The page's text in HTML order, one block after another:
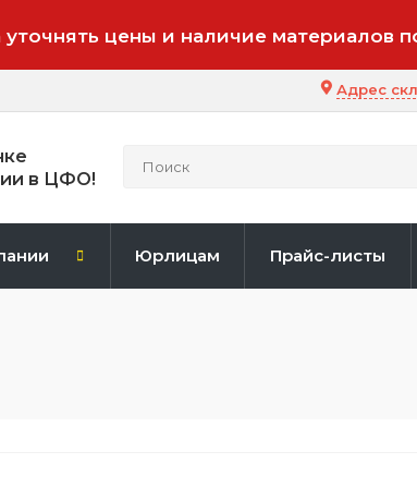
цены и наличие материалов
Адрес
в ЦФО!
Юрлицам Прайс-листы